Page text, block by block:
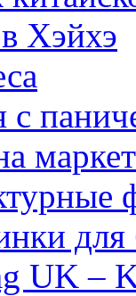
Хэйхэ
с
UK –